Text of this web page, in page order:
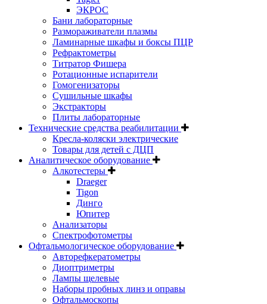
ЭКРОС
Бани лабораторные
Размораживатели плазмы
Ламинарные шкафы и боксы ПЦР
Рефрактометры
Титратор Фишера
Ротационные испарители
Гомогенизаторы
Сушильные шкафы
Экстракторы
Плиты лабораторные
Технические средства реабилитации
Кресла-коляски электрические
Товары для детей с ДЦП
Аналитическое оборудование
Алкотестеры
Draeger
Tigon
Динго
Юпитер
Анализаторы
Спектрофотометры
Офтальмологическое оборудование
Авторефкератометры
Диоптриметры
Лампы щелевые
Наборы пробных линз и оправы
Офтальмоскопы